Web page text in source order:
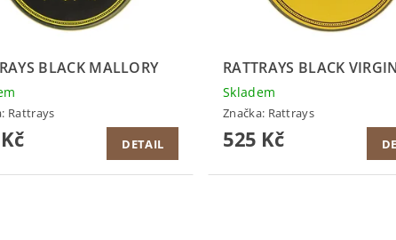
BLACK MALLORY
Rattrays
DETAIL
RATTRAYS BLACK
Skladem
Značka: Rattrays
525 Kč